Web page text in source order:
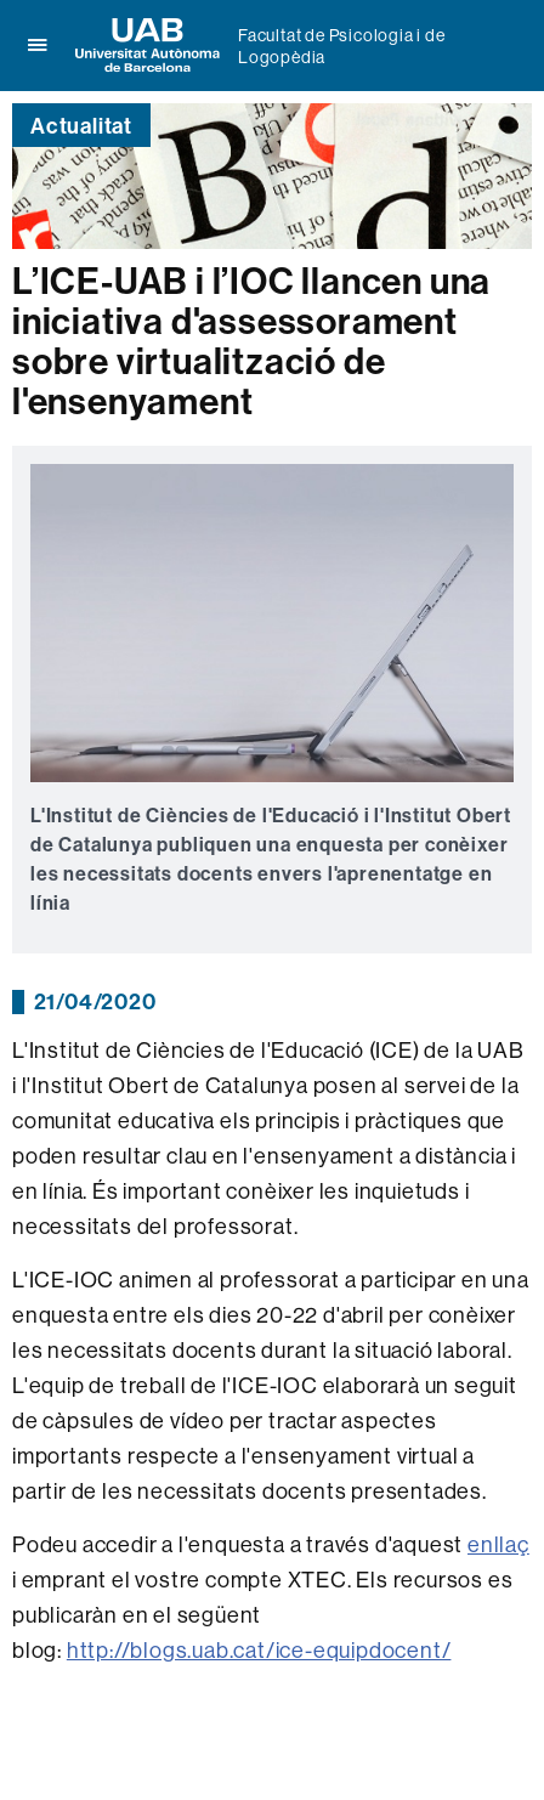
per
desplegar
el
menú
de
Facultat
de
Psicologia
de
Logopèdia
Universitat
Autònoma
de
Barcelona
Facultat de Psicologia i de
Logopèdia
Actualitat
L’ICE-UAB i l’IOC llancen una
iniciativa d'assessorament
sobre virtualització de
l'ensenyament
L'Institut de Ciències de l'Educació i l'Institut Obert
de Catalunya publiquen una enquesta per conèixer
les necessitats docents envers l'aprenentatge en
línia
21/04/2020
L'Institut de Ciències de l'Educació (ICE) de la UAB
i l'Institut Obert de Catalunya posen al servei de la
comunitat educativa els principis i pràctiques que
poden resultar clau en l'ensenyament a distància i
en línia. És important conèixer les inquietuds i
necessitats del professorat.
L'ICE-IOC animen al professorat a participar en una
enquesta entre els dies 20-22 d'abril per conèixer
les necessitats docents durant la situació laboral.
L'equip de treball de l'ICE-IOC elaborarà un seguit
de càpsules de vídeo per tractar aspectes
importants respecte a l'ensenyament virtual a
partir de les necessitats docents presentades.
Podeu accedir a l'enquesta a través d'aquest enllaç
i emprant el vostre compte XTEC. Els recursos es
publicaràn en el següent
blog: http://blogs.uab.cat/ice-equipdocent/